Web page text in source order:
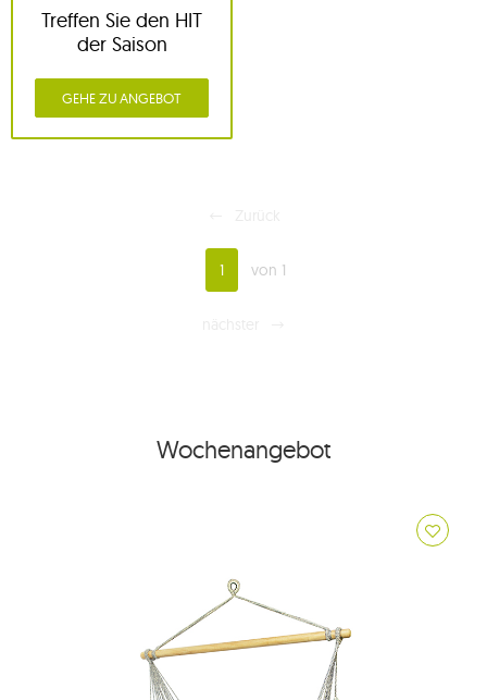
Treffen Sie den HIT
der Saison
GEHE ZU ANGEBOT
1 von 1
Wochenangebot